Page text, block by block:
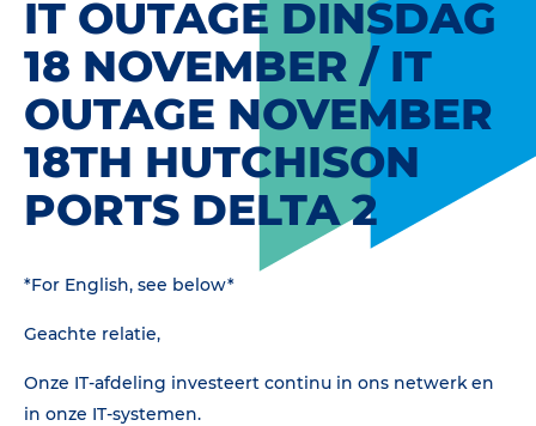
IT OUTAGE DINSDAG
18 NOVEMBER / IT
OUTAGE NOVEMBER
18TH HUTCHISON
PORTS DELTA 2
*For English, see below*
Geachte relatie,
Onze IT-afdeling investeert continu in ons netwerk en
in onze IT-systemen.